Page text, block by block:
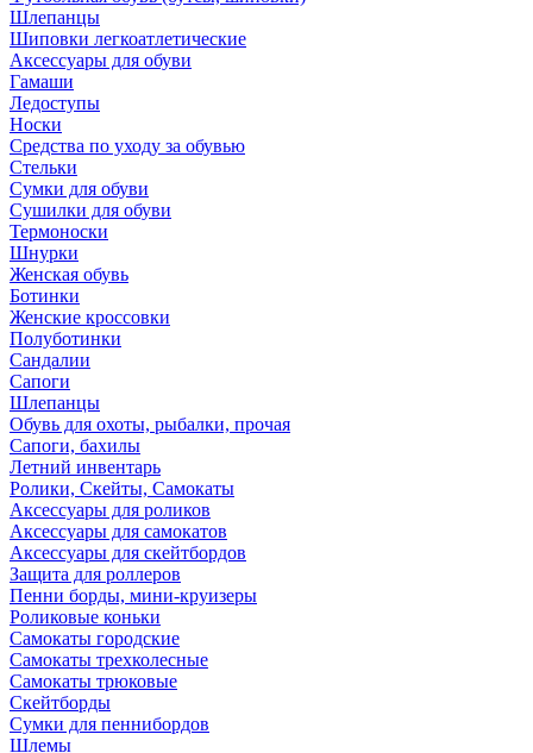
Шлепанцы
Шиповки легкоатлетические
Аксессуары для обуви
Гамаши
Ледоступы
Носки
Средства по уходу за обувью
Стельки
Сумки для обуви
Сушилки для обуви
Термоноски
Шнурки
Женская обувь
Ботинки
Женские кроссовки
Полуботинки
Сандалии
Сапоги
Шлепанцы
Обувь для охоты, рыбалки, прочая
Сапоги, бахилы
Летний инвентарь
Ролики, Скейты, Самокаты
Аксессуары для роликов
Аксессуары для самокатов
Аксессуары для скейтбордов
Защита для роллеров
Пенни борды, мини-круизеры
Роликовые коньки
Самокаты городские
Самокаты трехколесные
Самокаты трюковые
Скейтборды
Сумки для пеннибордов
Шлемы